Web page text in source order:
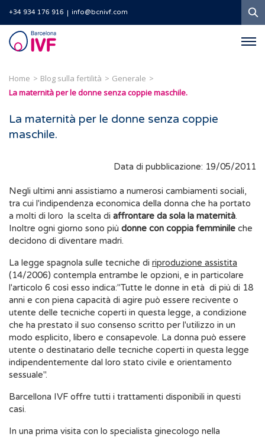
+34 934 176 916 info@bcnivf.com
Barcelona
IVF
Home Blog sulla fertilità
Generale
La maternità per le donne senza coppie maschile.
La maternità per le donne senza coppie
maschile.
Data di pubblicazione: 19/05/2011
Negli ultimi anni assistiamo a numerosi cambiamenti sociali,
tra cui l'indipendenza economica della donna che ha portato
a molti di loro la scelta di affrontare da sola la maternità.
Inoltre ogni giorno sono più donne con coppia femminile che
decidono di diventare madri.
La legge spagnola sulle tecniche di riproduzione assistita
(14/2006) contempla entrambe le opzioni, e in particolare
l'articolo 6 così esso indica:"Tutte le donne in età di più di 18
anni e con piena capacità di agire può essere recivente o
utente delle tecniche coperti in questa legge, a condizione
che ha prestato il suo consenso scritto per l'utilizzo in un
modo esplicito, libero e consapevole. La donna può essere
utente o destinatario delle tecniche coperti in questa legge
indipendentemente dal loro stato civile e orientamento
sessuale".
Barcellona IVF offre tutti i trattamenti disponibili in questi
casi.
In una prima visita con lo specialista ginecologo nella